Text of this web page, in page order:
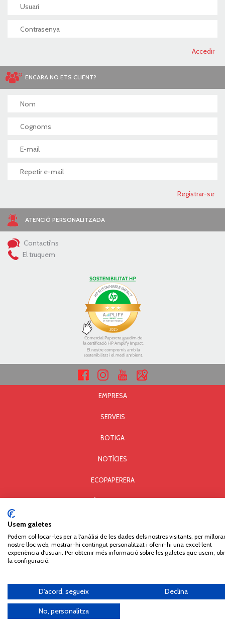
ENCARA NO ETS CLIENT?
ATENCIÓ PERSONALITZADA
Contacti'ns
El truquem
EMPRESA
SERVEIS
BOTIGA
NOTÍCIES
ECOPAPERERA
POLÍTICA DE COOKIES
Comercial Paperera i Materials d'Oficina, S.L. © Copyright - All rights reserved. Carrer Can
Usem galetes
Podem col·locar-les per a l'anàlisi de les dades dels nostres visitants, per
nostre lloc web, mostrar-hi contingut personalitzat i oferir-hi una excel·lent
experiència d'usuari. Per obtenir més informació sobre les galetes que usem,
la configuració.
D'acord, segueix Declina
No, personalitza